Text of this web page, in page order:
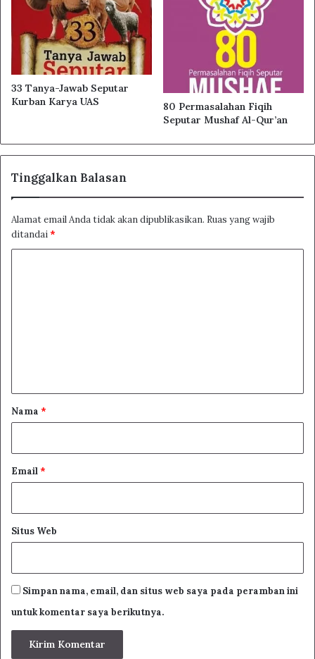
33 Tanya-Jawab Seputar
Kurban Karya UAS
80 Permasalahan Fiqih
Seputar Mushaf Al-Qur’an
Tinggalkan Balasan
Alamat email Anda tidak akan dipublikasikan. Ruas yang wajib
ditandai*
r
Nama *
Email*
Situs Web
Simpan nama, email, dan situs web saya pada peramban ini
untuk komentar saya berikutnya.